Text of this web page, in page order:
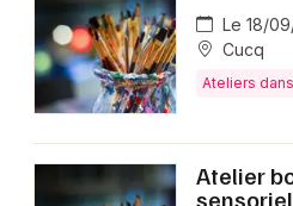
Le 18/
Cucq
Ateliers
Atelier